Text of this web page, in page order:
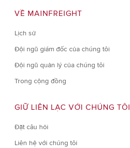
VỀ MAINFREIGHT
Lịch sử
Đội ngũ giám đốc của chúng tôi
Đội ngũ quản lý của chúng tôi
Trong cộng đồng
GIỮ LIÊN LẠC VỚI CHÚNG TÔI
Đặt câu hỏi
Liên hệ với chúng tôi